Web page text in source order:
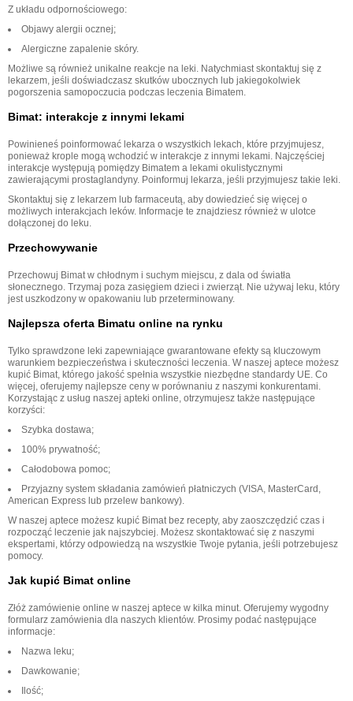
Z układu odpornościowego:
Objawy alergii ocznej;
Alergiczne zapalenie skóry.
Możliwe są również unikalne reakcje na leki. Natychmiast skontaktuj się z
lekarzem, jeśli doświadczasz skutków ubocznych lub jakiegokolwiek
pogorszenia samopoczucia podczas leczenia Bimatem.
Bimat: interakcje z innymi lekami
Powinieneś poinformować lekarza o wszystkich lekach, które przyjmujesz,
ponieważ krople mogą wchodzić w interakcje z innymi lekami. Najczęściej
interakcje występują pomiędzy Bimatem a lekami okulistycznymi
zawierającymi prostaglandyny. Poinformuj lekarza, jeśli przyjmujesz takie leki.
Skontaktuj się z lekarzem lub farmaceutą, aby dowiedzieć się więcej o
możliwych interakcjach leków. Informacje te znajdziesz również w ulotce
dołączonej do leku.
Przechowywanie
Przechowuj Bimat w chłodnym i suchym miejscu, z dala od światła
słonecznego. Trzymaj poza zasięgiem dzieci i zwierząt. Nie używaj leku, który
jest uszkodzony w opakowaniu lub przeterminowany.
Najlepsza oferta Bimatu online na rynku
Tylko sprawdzone leki zapewniające gwarantowane efekty są kluczowym
warunkiem bezpieczeństwa i skuteczności leczenia. W naszej aptece możesz
kupić Bimat, którego jakość spełnia wszystkie niezbędne standardy UE. Co
więcej, oferujemy najlepsze ceny w porównaniu z naszymi konkurentami.
Korzystając z usług naszej apteki online, otrzymujesz także następujące
korzyści:
Szybka dostawa;
100% prywatność;
Całodobowa pomoc;
Przyjazny system składania zamówień płatniczych (VISA, MasterCard,
American Express lub przelew bankowy).
W naszej aptece możesz kupić Bimat bez recepty, aby zaoszczędzić czas i
rozpocząć leczenie jak najszybciej. Możesz skontaktować się z naszymi
ekspertami, którzy odpowiedzą na wszystkie Twoje pytania, jeśli potrzebujesz
pomocy.
Jak kupić Bimat online
Złóż zamówienie online w naszej aptece w kilka minut. Oferujemy wygodny
formularz zamówienia dla naszych klientów. Prosimy podać następujące
informacje:
Nazwa leku;
Dawkowanie;
Ilość;